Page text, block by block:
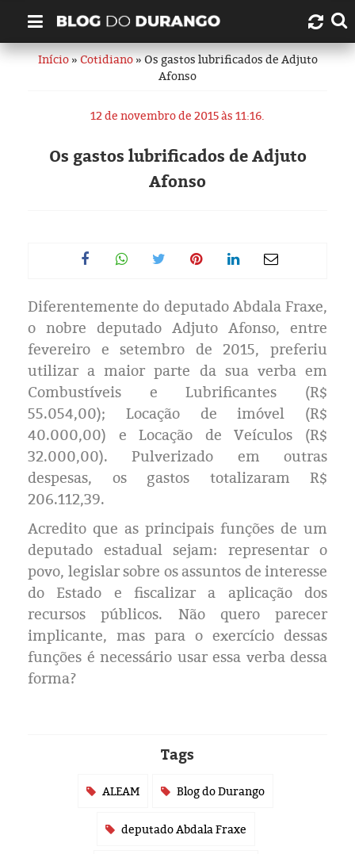
Quem é Durango Duarte?
Links úteis
Contato
Artigos
História
Eleições 2024
Pesquisas
Política
Livros
Início»Cotidiano» Os gastos lubrificados de Adjuto
Afonso
12 de novembro de 2015 às 11:16.
Os gastos lubrificados de Adjuto
Afonso
Diferentemente do deputado Abdala Fraxe,
o nobre deputado Adjuto Afonso, entre
fevereiro e setembro de 2015, preferiu
utilizar a maior parte da sua verba em
Combustíveis e Lubrificantes (R$
55.054,00); Locação de imóvel (R$
40.000,00) e Locação de Veículos (R$
32.000,00). Pulverizado em outras
despesas, os gastos totalizaram R$
206.112,39.
Acredito que as principais funções de um
deputado estadual sejam: representar o
povo, legislar sobre os assuntos de interesse
do Estado e fiscalizar a aplicação dos
recursos públicos. Não quero parecer
implicante, mas para o exercício dessas
funções é necessário usar essa verba dessa
forma?
Tags
ALEAM Blog do Durango
deputado Abdala Fraxe